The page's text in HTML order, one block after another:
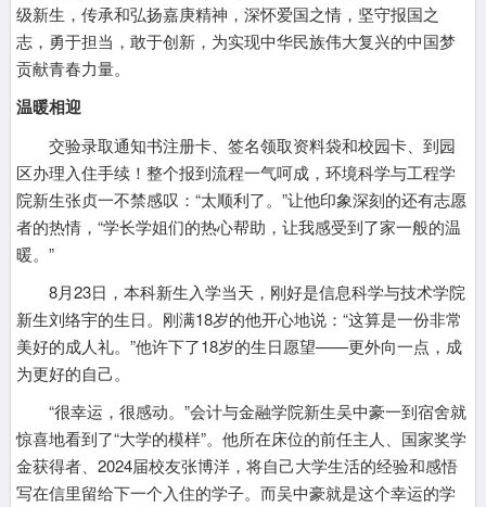
级新生，传承和弘扬嘉庚精神，深怀爱国之情，坚守报国之
志，勇于担当，敢于创新，为实现中华民族伟大复兴的中国梦
贡献青春力量。
温暖相迎
交验录取通知书注册卡、签名领取资料袋和校园卡、到园
区办理入住手续！整个报到流程一气呵成，环境科学与工程学
院新生张贞一不禁感叹：“太顺利了。”让他印象深刻的还有志愿
者的热情，“学长学姐们的热心帮助，让我感受到了家一般的温
暖。”
8月23日，本科新生入学当天，刚好是信息科学与技术学院
新生刘络宇的生日。刚满18岁的他开心地说：“这算是一份非常
美好的成人礼。”他许下了18岁的生日愿望——更外向一点，成
为更好的自己。
“很幸运，很感动。”会计与金融学院新生吴中豪一到宿舍就
惊喜地看到了“大学的模样”。他所在床位的前任主人、国家奖学
金获得者、2024届校友张博洋，将自己大学生活的经验和感悟
写在信里留给下一个入住的学子。而吴中豪就是这个幸运的学